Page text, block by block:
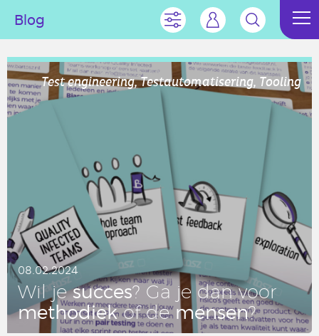
Blog
Test engineering, Testautomatisering, Tooling
08.02.2024
Wil jesucces? Ga je dan voor
me­tho­diekof demensen?